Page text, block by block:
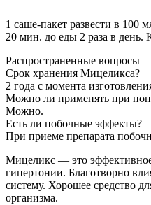
1 саше-пакет развести в 100
20 мин. до еды 2 раза в день.
Распространенные вопросы
Срок хранения Мицеликса?
2 года с момента
Можно ли применять при
Можно.
Есть ли побочные эффекты?
При приеме препарата
Мицеликс — это эффективное
гипертонии. Благотворно
систему. Хорошее средство
организма.